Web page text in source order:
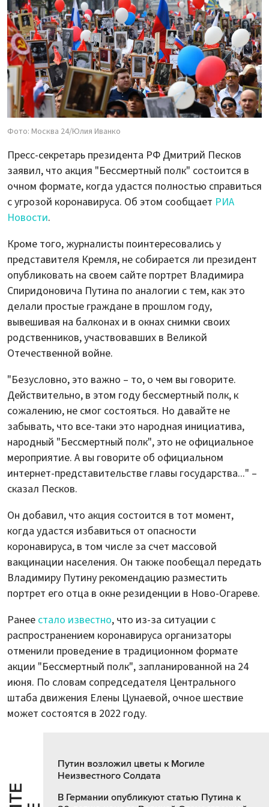
Фото: Москва 24/Юлия Иванко
Пресс-секретарь президента РФ Дмитрий Песков
заявил, что акция "Бессмертный полк" состоится в
очном формате, когда удастся полностью справиться
с угрозой коронавируса. Об этом сообщает РИА
Новости.
Кроме того, журналисты поинтересовались у
представителя Кремля, не собирается ли президент
опубликовать на своем сайте портрет Владимира
Спиридоновича Путина по аналогии с тем, как это
делали простые граждане в прошлом году,
вывешивая на балконах и в окнах снимки своих
родственников, участвовавших в Великой
Отечественной войне.
"Безусловно, это важно – то, о чем вы говорите.
Действительно, в этом году бессмертный полк, к
сожалению, не смог состояться. Но давайте не
забывать, что все-таки это народная инициатива,
народный "Бессмертный полк", это не официальное
мероприятие. А вы говорите об официальном
интернет-представительстве главы государства..." –
сказал Песков.
Он добавил, что акция состоится в тот момент,
когда удастся избавиться от опасности
коронавируса, в том числе за счет массовой
вакцинации населения. Он также пообещал передать
Владимиру Путину рекомендацию разместить
портрет его отца в окне резиденции в Ново-Огареве.
Ранее стало известно, что из-за ситуации с
распространением коронавируса организаторы
отменили проведение в традиционном формате
акции "Бессмертный полк", запланированной на 24
июня. По словам сопредседателя Центрального
штаба движения Елены Цунаевой, очное шествие
может состоятся в 2022 году.
Путин возложил цветы к Могиле
Неизвестного Солдата
В Германии опубликуют статью Путина к